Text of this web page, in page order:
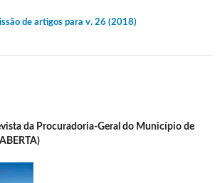
de artigos para v. 26 (2018)
da Procuradoria-Geral do Município de